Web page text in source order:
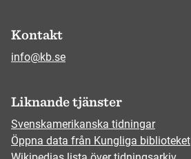
Kontakt
info@kb.se
Liknande tjänster
Svenskamerikanska tidningar
Öppna data från Kungliga biblioteket